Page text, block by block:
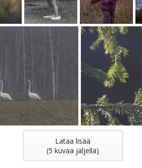
Lataa lisää
(5 kuvaa jäljellä)